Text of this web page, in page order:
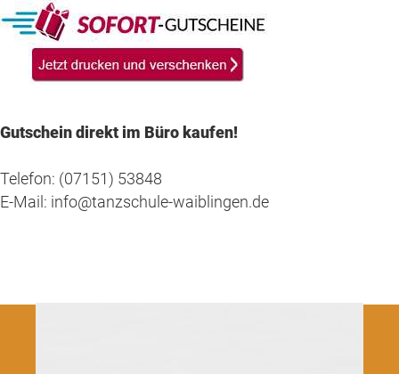
Gutschein direkt im Büro kaufen!
Telefon: (07151) 53848
E-Mail: info@tanzschule-waiblingen.de